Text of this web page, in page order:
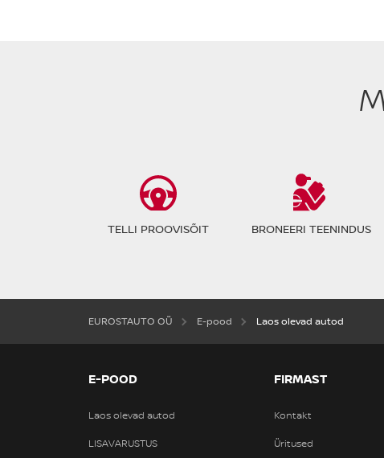
TELLI PROOVISÕIT BRONEERI TEENINDUS
EUROSTAUTO OÜ E-pood Laos olevad autod
E-POOD
Laos olevad autod
LISAVARUSTUS
FIRMAST
Kontakt
Üritused